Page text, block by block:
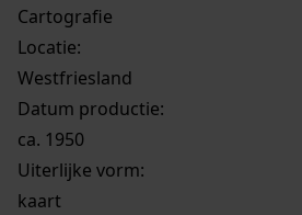
Cartografie
Locatie:
Westfriesland
Datum productie:
ca. 1950
Uiterlijke vorm:
kaart